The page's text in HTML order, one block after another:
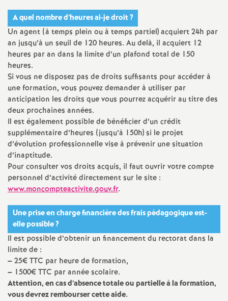
n
s
e
i
g
n
e
m
n
A quel nombre d’heures ai-je droit?
Un agent (à temps plein ou à temps partiel) acquiert 24h par
an jusqu’à un seuil de 120 heures. Au delà, il acquiert 12
heures par an dans la limite d’un plafond total de 150
heures.
Si vous ne disposez pas de droits suffisants pour accéder à
une formation, vous pouvez demander à utiliser par
anticipation les droits que vous pourrez acquérir au titre des
deux prochaines années.
Il est également possible de bénéficier d’un crédit
supplémentaire d’heures (jusqu’à 150h) si le projet
d’évolution professionnelle vise à prévenir une situation
d’inaptitude.
Pour consulter vos droits acquis, il faut ouvrir votre compte
personnel d’activité directement sur le site :
www.moncompteactivite.gouv.fr.
Une prise en charge financière des frais pédagogique est-
elle possible?
Il est possible d’obtenir un financement du rectorat dans la
limite de :
–25€TTC par heure de formation,
– 1500€TTC par année scolaire.
Attention, en cas d’absence totale ou partielle à la formation,
vous devrez rembourser cette aide.